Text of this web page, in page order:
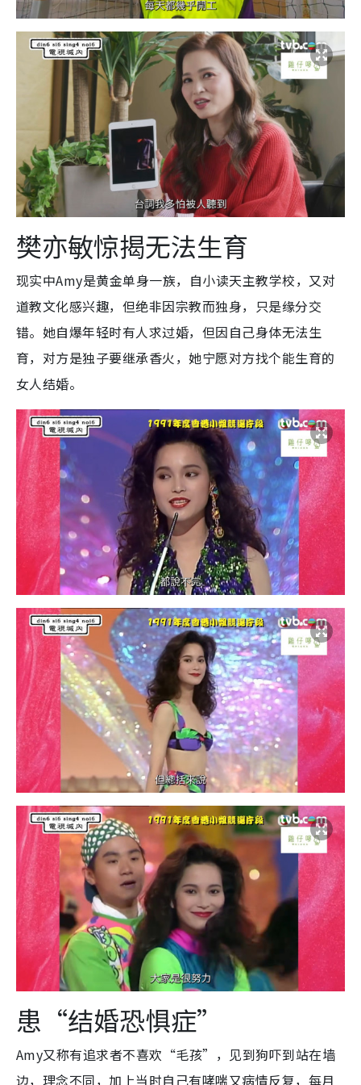
樊亦敏惊揭无法生育
现实中Amy是黄金单身一族，自小读天主教学校，又对
道教文化感兴趣，但绝非因宗教而独身，只是缘分交
错。她自爆年轻时有人求过婚，但因自己身体无法生
育，对方是独子要继承香火，她宁愿对方找个能生育的
女人结婚。
患“结婚恐惧症”
Amy又称有追求者不喜欢“毛孩”，见到狗吓到站在墙
边，理念不同，加上当时自己有哮喘又病情反复，每月